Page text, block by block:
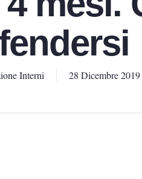
Interni 28 Dicembre 2019